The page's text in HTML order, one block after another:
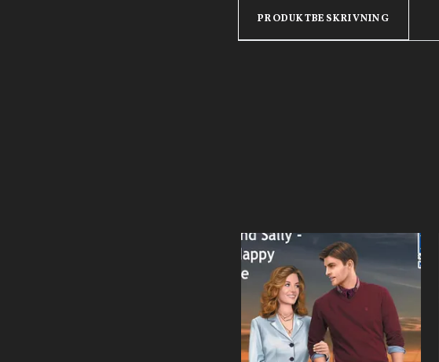
PRODUKTBESKRIVNING